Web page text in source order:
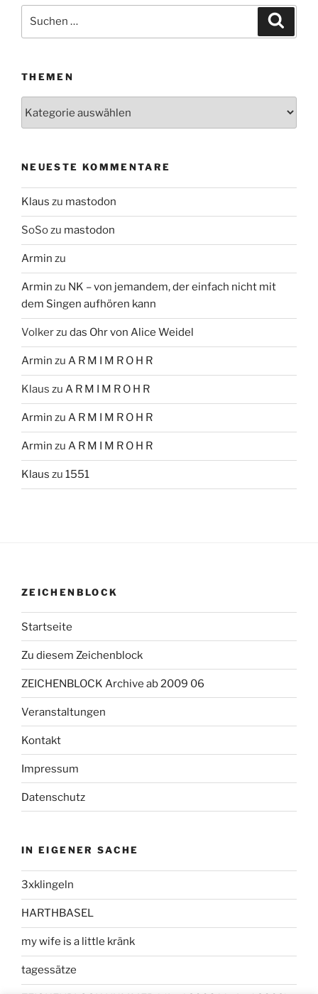
Suchen
THEMEN
NEUESTE KOMMENTARE
Klaus zu mastodon
SoSozu mastodon
Armin zu
Armin zu NK – von jemandem, der einfach nicht mit
dem Singen aufhören kann
Volkerzu das Ohr von Alice Weidel
Armin zu A R M I M R O H R
Klaus zu A R M I M R O H R
Armin zu A R M I M R O H R
Armin zu A R M I M R O H R
Klaus zu 1551
ZEICHENBLOCK
Startseite
Zu diesem Zeichenblock
ZEICHENBLOCK Archive ab 2009 06
Veranstaltungen
Kontakt
Impressum
Datenschutz
IN EIGENER SACHE
3xklingeln
HARTHBASEL
my wife is a little kränk
tagessätze